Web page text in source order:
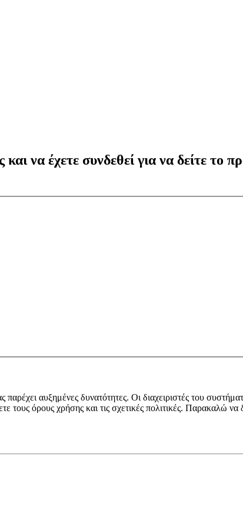
να έχετε συνδεθεί για να δείτε το
αυξημένες δυνατότητες. Οι διαχειριστές του
τους όρους χρήσης και τις σχετικές πολιτικές. Παρακαλώ να